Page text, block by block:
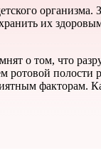
организма.
их
о том, что
ротовой полости
факторам.